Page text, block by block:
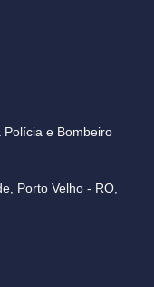
Polícia e Bombeiro
Porto Velho - RO,